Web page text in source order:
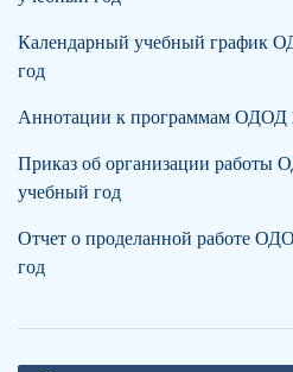
Календарный учебный график
год
Аннотации к программам ОДОД
Приказ об организации работы
учебный год
Отчет о проделанной работе
год